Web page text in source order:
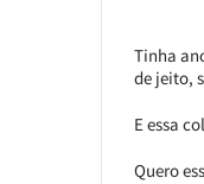
Tinha
de jeito,
E essa
Quero